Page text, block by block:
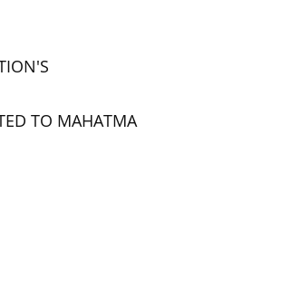
TO MAHATMA